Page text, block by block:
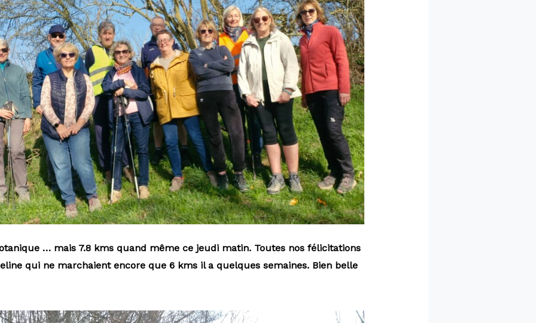
… mais 7.8 kms quand même ce jeudi matin. Toutes nos félicitations
qui ne marchaient encore que 6 kms il a quelques semaines. Bien belle